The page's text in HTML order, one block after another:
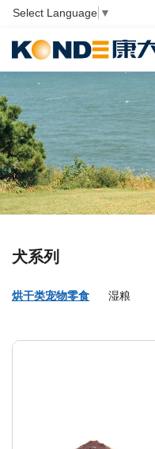
Select Language ▼
犬系列
烘干类宠物零食 湿粮